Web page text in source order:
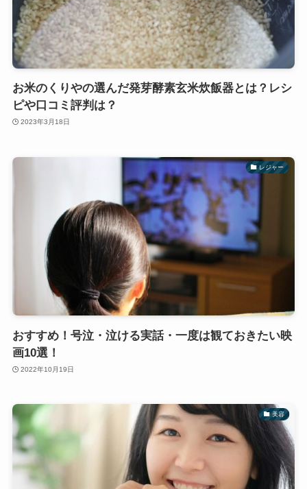
お米のくりやの選んだ発芽酵素玄米炊飯器とは？レシ
ピや口コミ評判は？
2023年3月18日
レジャー
おすすめ！号泣・泣ける実話・一度は観ておきたい映
画10選！
2022年10月19日
美容